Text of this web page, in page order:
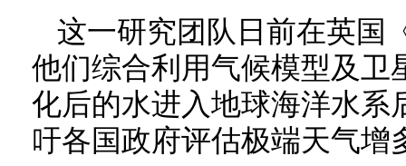
这一研究团队日前在英国
他们综合利用气候模型及卫
化后的水进入地球海洋水系
吁各国政府评估极端天气增